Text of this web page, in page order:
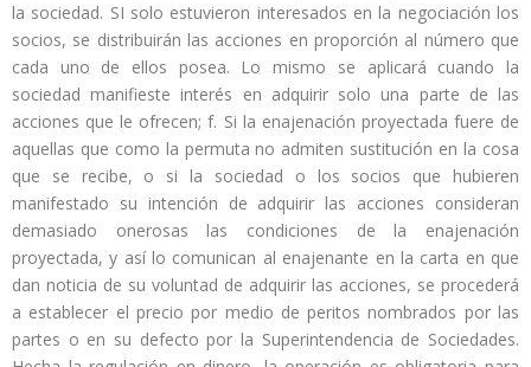
la sociedad. SI solo estuvieron interesados en la negociación los
socios, se distribuirán las acciones en proporción al número que
cada uno de ellos posea. Lo mismo se aplicará cuando la
sociedad manifieste interés en adquirir solo una parte de las
acciones que le ofrecen; f. Si la enajenación proyectada fuere de
aquellas que como la permuta no admiten sustitución en la cosa
que se recibe, o si la sociedad o los socios que hubieren
manifestado su intención de adquirir las acciones consideran
demasiado onerosas las condiciones de la enajenación
proyectada, y así lo comunican al enajenante en la carta en que
dan noticia de su voluntad de adquirir las acciones, se procederá
a establecer el precio por medio de peritos nombrados por las
partes o en su defecto por la Superintendencia de Sociedades.